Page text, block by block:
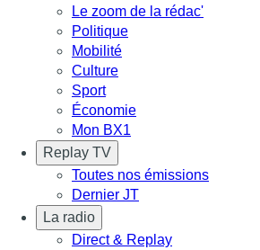
Le zoom de la rédac'
Politique
Mobilité
Culture
Sport
Économie
Mon BX1
Replay TV
Toutes nos émissions
Dernier JT
La radio
Direct & Replay